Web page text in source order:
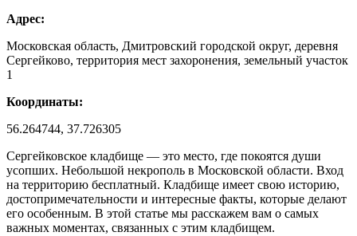
Адрес:
Московская область, Дмитровский городской округ, деревня
Сергейково, территория мест захоронения, земельный участок
1
Координаты:
56.264744, 37.726305
Сергейковское кладбище — это место, где покоятся души
усопших. Небольшой некрополь в Московской области. Вход
на территорию бесплатный. Кладбище имеет свою историю,
достопримечательности и интересные факты, которые делают
его особенным. В этой статье мы расскажем вам о самых
важных моментах, связанных с этим кладбищем.